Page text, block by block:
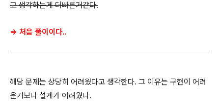
고 생각하는게 더빠른거같다.
=> 처음 풀이이다..
해당 문제는 상당히 어려웠다고 생각한다. 그 이유는 구현이 어려
운거보다 설계가 어려웠다.